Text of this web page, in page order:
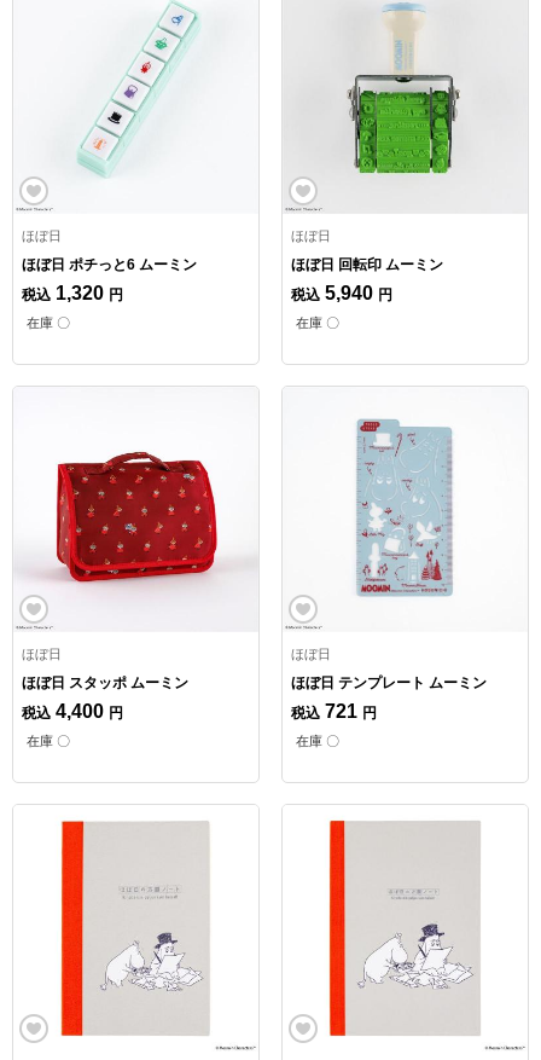
ほぼ日
ほぼ日 ポチっと6 ムーミン
税込 1,320 円
在庫 〇
ほぼ日
ほぼ日 回転印 ムーミン
税込 5,940 円
在庫 〇
ほぼ日
ほぼ日 スタッポ ムーミン
税込 4,400 円
在庫 〇
ほぼ日
ほぼ日 テンプレート ムーミン
税込 721 円
在庫 〇